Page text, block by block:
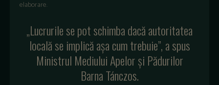
elaborare.
„Lucrurile se pot schimba dacă autoritatea
locală se implică așa cum trebuie”, a spus
Ministrul Mediului Apelor și Pădurilor
Barna Tánczos.